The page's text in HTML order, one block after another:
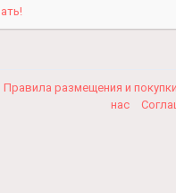
Правила размещения и
нас